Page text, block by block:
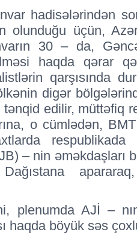
hadisələrindən
olunduğu üçün,
30 – da,
haqda qərar
qarşısında
digər
tənqid edilir, müttəfiq
o cümlədən,
– nin əməkdaşları
plenumda AJİ –
haqda böyük səs